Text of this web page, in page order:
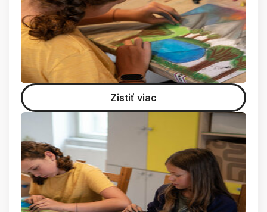
Zistiť viac